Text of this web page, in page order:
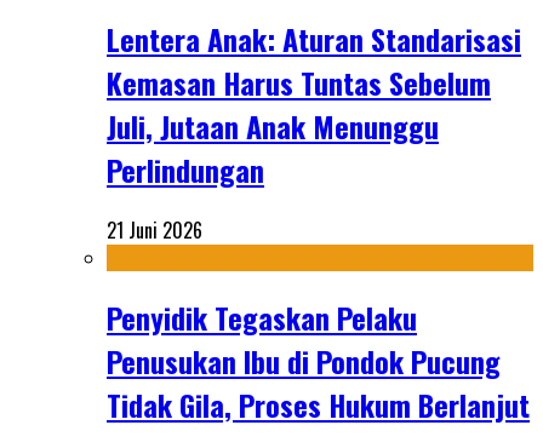
Lentera Anak: Aturan Standarisasi
Kemasan Harus Tuntas Sebelum
Juli, Jutaan Anak Menunggu
Perlindungan
21 Juni 2026
Penyidik Tegaskan Pelaku
Penusukan Ibu di Pondok Pucung
Tidak Gila, Proses Hukum Berlanjut